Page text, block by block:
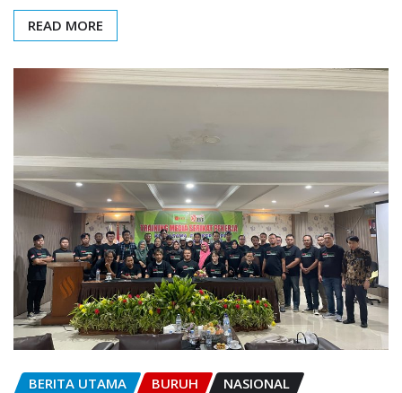
READ MORE
BERITA UTAMA BURUH
NASIONAL